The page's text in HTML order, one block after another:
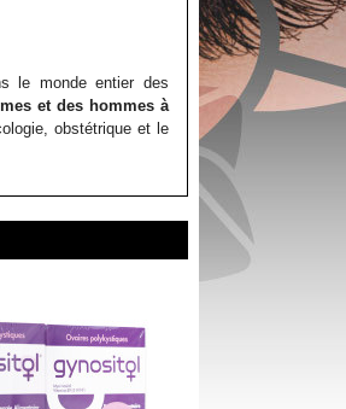
le monde entier des
et des hommes à
obstétrique et le